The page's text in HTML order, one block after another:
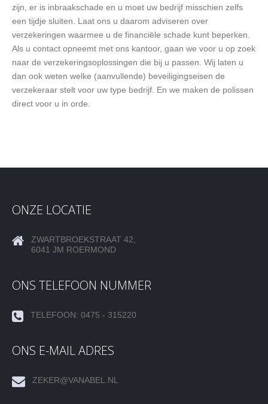
zijn, er is inbraakschade en u moet uw bedrijf misschien zelfs
een tijdje sluiten. Laat ons u daarom adviseren over
verzekeringen waarmee u de financiële schade kunt beperken.
Als u contact opneemt met ons kantoor, gaan we voor u op zoek
naar de verzekeringsoplossingen die bij u passen. Wij laten u
dan ook weten welke (aanvullende) beveiligingseisen de
verzekeraar stelt voor uw type bedrijf. En we maken de polissen
direct voor u in orde.
ONZE LOCATIE
ZWARTBROEKSTRAAT 42,
6041 JM ROERMOND
ONS TELEFOON NUMMER
TELEFOON: 0475 - 315220
ONS E-MAIL ADRES
ZEKER@VANABEL.NL